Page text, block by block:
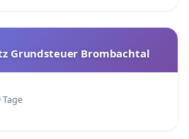
Grundsteuer Brombachtal